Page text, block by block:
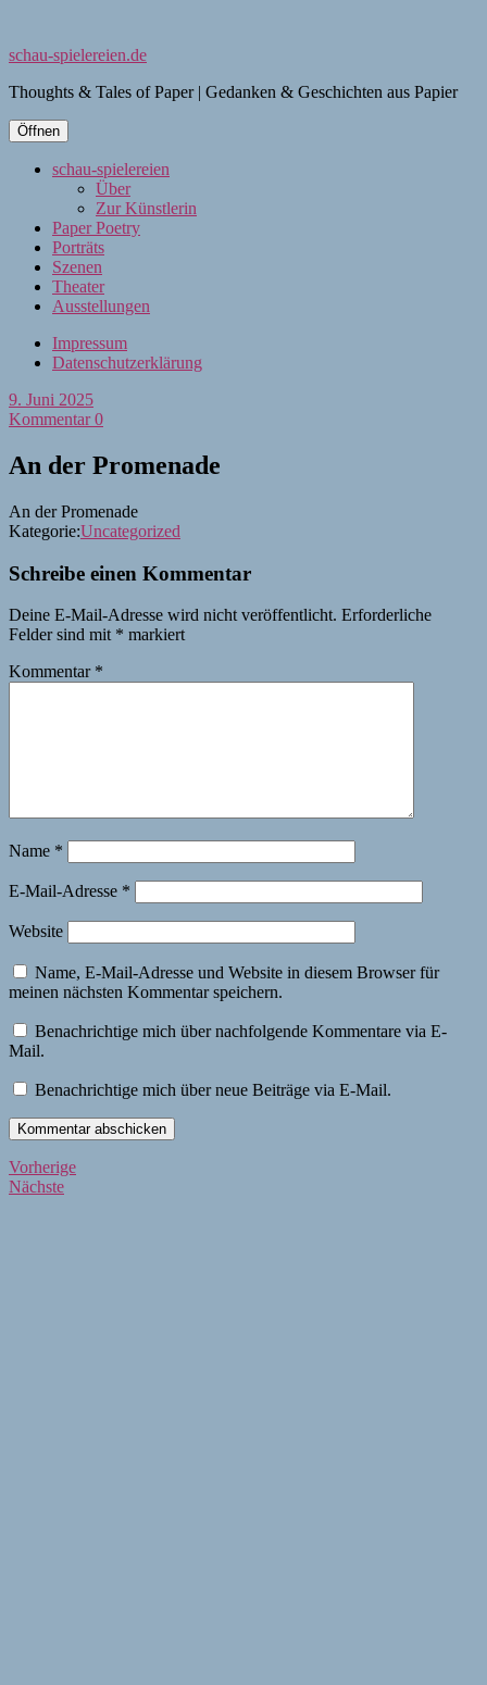
schau-spielereien.de
Thoughts & Tales of Paper | Gedanken & Geschichten aus Papier
Öffnen
schau-spielereien
Über
Zur Künstlerin
Paper Poetry
Porträts
Szenen
Theater
Ausstellungen
Impressum
Datenschutzerklärung
9. Juni 2025
Kommentar 0
An der Promenade
An der Promenade
Kategorie:Uncategorized
Schreibe einen Kommentar
Deine E-Mail-Adresse wird nicht veröffentlicht. Erforderliche
Felder sind mit * markiert
Kommentar *
Name *
E-Mail-Adresse *
Website
Name, E-Mail-Adresse und Website in diesem Browser für
meinen nächsten Kommentar speichern.
Benachrichtige mich über nachfolgende Kommentare via E-
Mail.
Benachrichtige mich über neue Beiträge via E-Mail.
Beitragsnavigation
VorherigeVorherige
NächsteNächste